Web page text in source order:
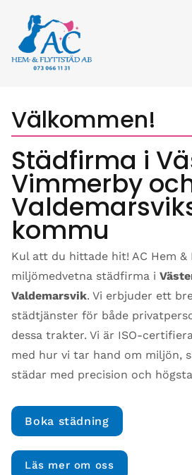
Välkommen!
Städfirma i
Vimmerby
kommu
Kul att du hittade hit! AC Hem &
miljömedvetna städfirma i
Valdemarsvik. Vi erbjuder ett
städtjänster för både
dessa trakter. Vi är ISO-
med hur vi tar hand om miljön,
städar med precision och
Boka städning
Läs mer om oss